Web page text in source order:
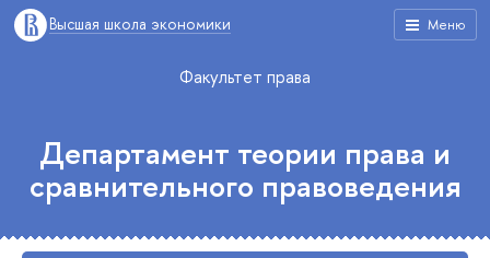
Меню
Высшая школа экономики
Факультет права
Департамент теории права и
сравнительного правоведения